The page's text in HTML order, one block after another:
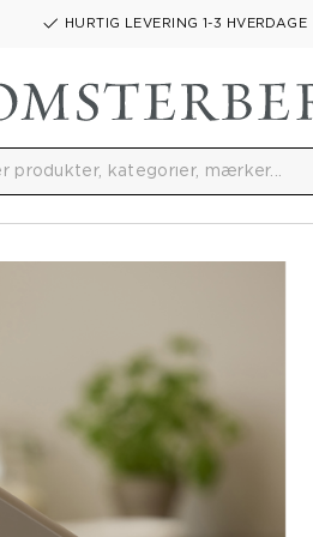
HURTIG LEVERING 1-3 HVERDAGE